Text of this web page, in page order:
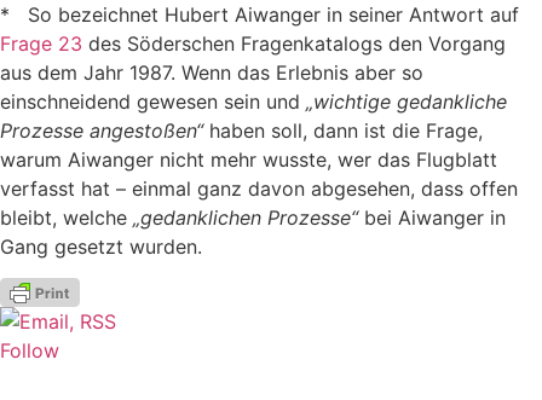
* So bezeichnet Hubert Aiwanger in seiner Antwort auf
Frage 23 des Söderschen Fragenkatalogs den Vorgang
aus dem Jahr 1987. Wenn das Erlebnis aber so
einschneidend gewesen sein und „wichtige gedankliche
Prozesse angestoßen“haben soll, dann ist die Frage,
warum Aiwanger nicht mehr wusste, wer das Flugblatt
verfasst hat – einmal ganz davon abgesehen, dass offen
bleibt, welche „gedanklichen Prozesse“bei Aiwanger in
Gang gesetzt wurden.
Follow